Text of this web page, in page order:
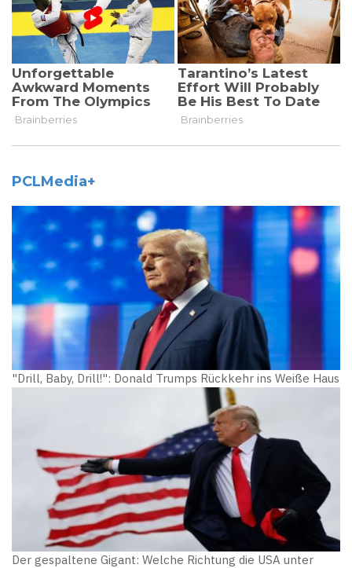
PCLMedia+
"Drill, Baby, Drill!": Donald Trumps Rückkehr ins Weiße Haus
Der gespaltene Gigant: Welche Richtung die USA unter